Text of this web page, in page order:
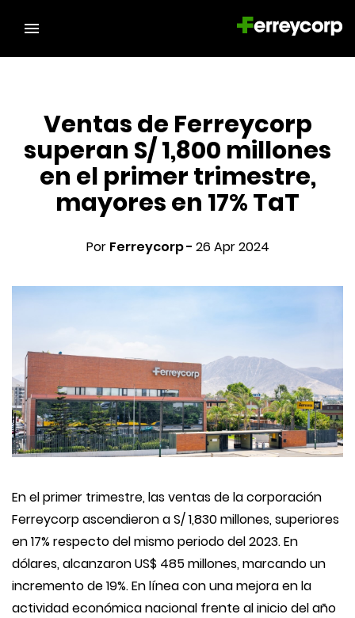
Ventas de Ferreycorp
superan S/ 1,800 millones
en el primer trimestre,
mayores en 17% TaT
Por Ferreycorp - 26 Apr 2024
En el primer trimestre, las ventas de la corporación
Ferreycorp ascendieron a S/ 1,830 millones, superiores
en 17% respecto del mismo periodo del 2023. En
dólares, alcanzaron US$ 485 millones, marcando un
incremento de 19%. En línea con una mejora en la
actividad económica nacional frente al inicio del año